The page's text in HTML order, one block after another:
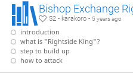
Bishop Exchange
52 - karakoro - 5 years ago
introduction
what is "Rightside King"?
step to build up
how to attack